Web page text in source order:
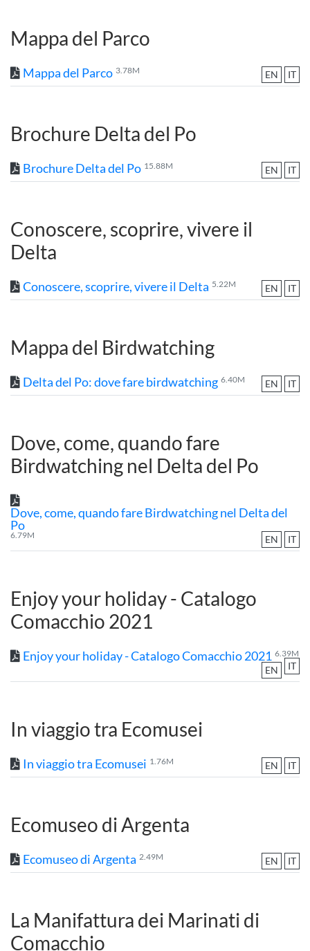
Mappa del Parco
Mappa del Parco 3.78M IT
EN
Brochure Delta del Po
Brochure Delta del Po 15.88M IT
EN
Conoscere, scoprire, vivere il
Delta
Conoscere, scoprire, vivere il Delta 5.22M IT
EN
Mappa del Birdwatching
Delta del Po: dove fare birdwatching 6.40M IT
EN
Dove, come, quando fare
Birdwatching nel Delta del Po
Dove, come, quando fare Birdwatching nel Delta del
Po
6.79M IT
EN
Enjoy your holiday - Catalogo
Comacchio 2021
Enjoy your holiday - Catalogo Comacchio 2021 6.39M
IT
EN
In viaggio tra Ecomusei
In viaggio tra Ecomusei 1.76M IT
EN
Ecomuseo di Argenta
Ecomuseo di Argenta 2.49M IT
EN
La Manifattura dei Marinati di
Comacchio